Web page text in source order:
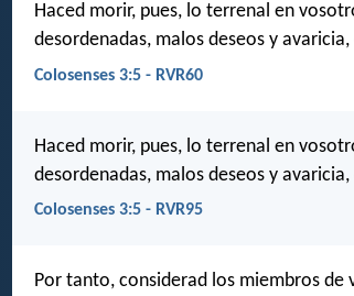
Haced morir, pues, lo terrenal en
desordenadas, malos deseos y
Colosenses 3:5 - RVR60
Haced morir, pues, lo terrenal en
desordenadas, malos deseos y
Colosenses 3:5 - RVR95
Por tanto, considerad los miembros